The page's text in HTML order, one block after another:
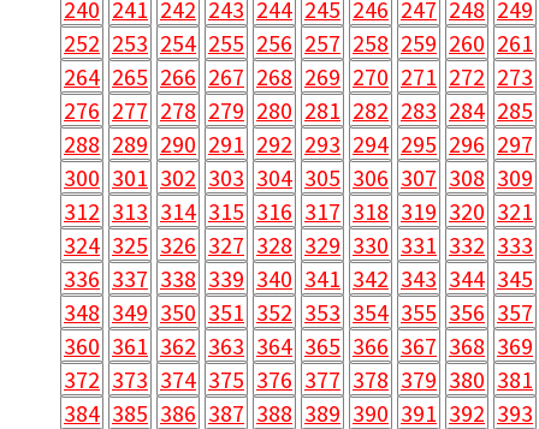
240 241 242 243 244 245 246 247 248 249
252 253 254 255 256 257 258 259 260 261
264 265 266 267 268 269 270 271 272 273
276 277 278 279 280 281 282 283 284 285
288 289 290 291 292 293 294 295 296 297
300 301 302 303 304 305 306 307 308 309
312 313 314 315 316 317 318 319 320 321
324 325 326 327 328 329 330 331 332 333
336 337 338 339 340 341 342 343 344 345
348 349 350 351 352 353 354 355 356 357
360 361 362 363 364 365 366 367 368 369
372 373 374 375 376 377 378 379 380 381
384 385 386 387 388 389 390 391 392 393